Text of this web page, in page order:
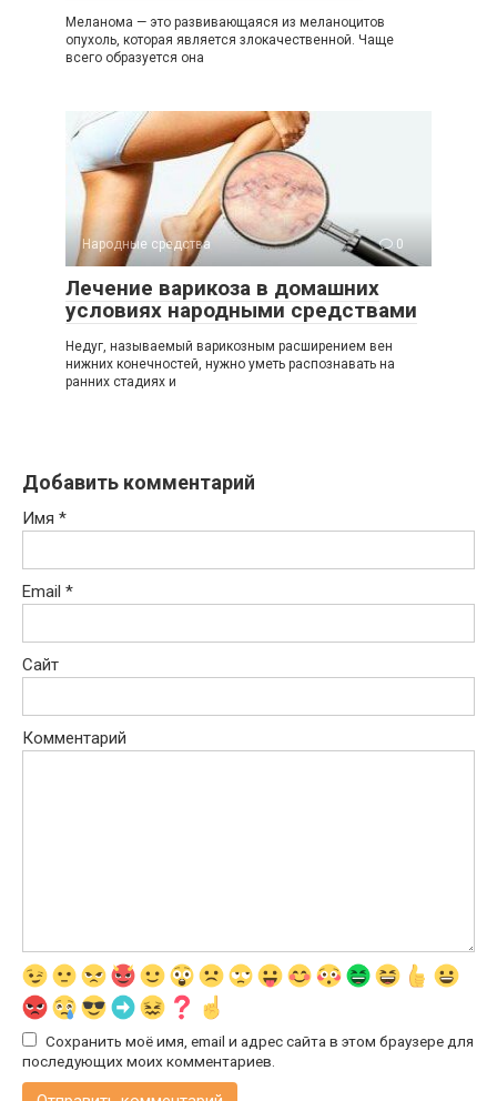
Меланома — это развивающаяся из меланоцитов
опухоль, которая является злокачественной. Чаще
всего образуется она
Народные средства 0
Лечение варикоза в домашних
условиях народными средствами
Недуг, называемый варикозным расширением вен
нижних конечностей, нужно уметь распознавать на
ранних стадиях и
Добавить комментарий
Имя *
Email *
Сайт
Комментарий
Сохранить моё имя, email и адрес сайта в этом браузере для
последующих моих комментариев.